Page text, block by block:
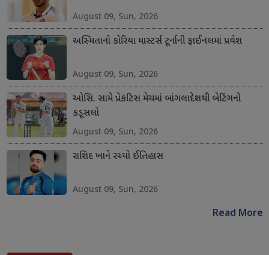
August 09, Sun, 2026
અસ્મિતાનો કોરિયા માસ્ટર્સ ટૂર્નાની ફાઈનલમાં પ્રવેશ
August 09, Sun, 2026
ઓસિ. સામે પ્રેકટિસ મેચમાં બાંગલાદેશથી બેટિંગનો
કડૂસલો
August 09, Sun, 2026
રાશિદ ખાને રચ્યો ઈતિહાસ
August 09, Sun, 2026
Read More